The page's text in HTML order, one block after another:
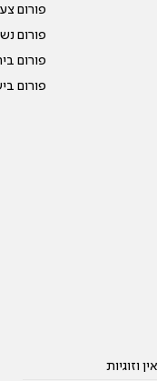
וזוגיות
פורום
פורום
פורום
פורום